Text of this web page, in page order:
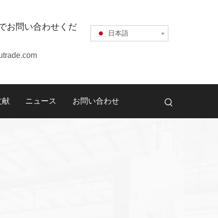
お問い合わせくだ
日本語
献 ニュース お問い合わせ